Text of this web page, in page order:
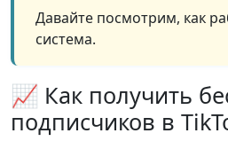
Давайте посмотрим, как
система.
📈 Как получить
подписчиков в